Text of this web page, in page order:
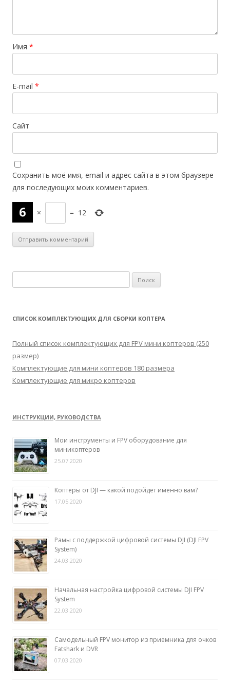
Имя *
E-mail *
Сайт
Сохранить моё имя, email и адрес сайта в этом браузере
для последующих моих комментариев.
× = 12
а
т
:
СПИСОК КОМПЛЕКТУЮЩИХ ДЛЯ СБОРКИ КОПТЕРА
Полный список комплектующих для FPV мини коптеров (250
размер)
Комплектующие для мини коптеров 180 размера
Комплектующие для микро коптеров
ИНСТРУКЦИИ, РУКОВОДСТВА
Мои инструменты и FPV оборудование для
миникоптеров
25.07.2020
Коптеры от DJI — какой подойдет именно вам?
17.05.2020
Рамы с поддержкой цифровой системы DJI (DJI FPV
System)
24.03.2020
Начальная настройка цифровой системы DJI FPV
System
22.03.2020
Самодельный FPV монитор из приемника для очков
Fatshark и DVR
07.03.2020